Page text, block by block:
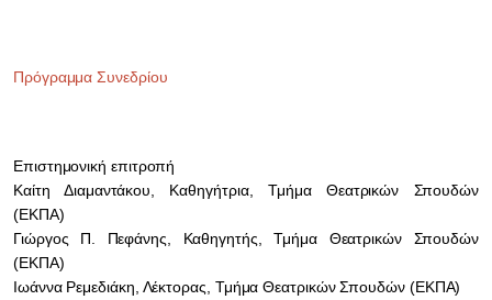
Πρόγραμμα Συνεδρίου
Επιστημονική επιτροπή
Καίτη Διαμαντάκου, Καθηγήτρια, Τμήμα Θεατρικών Σπουδών
(ΕΚΠΑ)
Γιώργος Π. Πεφάνης, Καθηγητής, Τμήμα Θεατρικών Σπουδών
(ΕΚΠΑ)
Ιωάννα Ρεμεδιάκη, Λέκτορας, Τμήμα Θεατρικών Σπουδών (ΕΚΠΑ)